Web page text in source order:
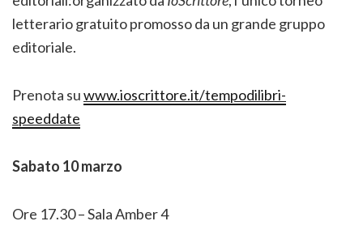
letterario gratuito promosso da un grande gruppo
editoriale.
Prenota suwww.ioscrittore.it/tempodilibri-
speeddate
Sabato 10 marzo
Ore 17.30 – Sala Amber 4